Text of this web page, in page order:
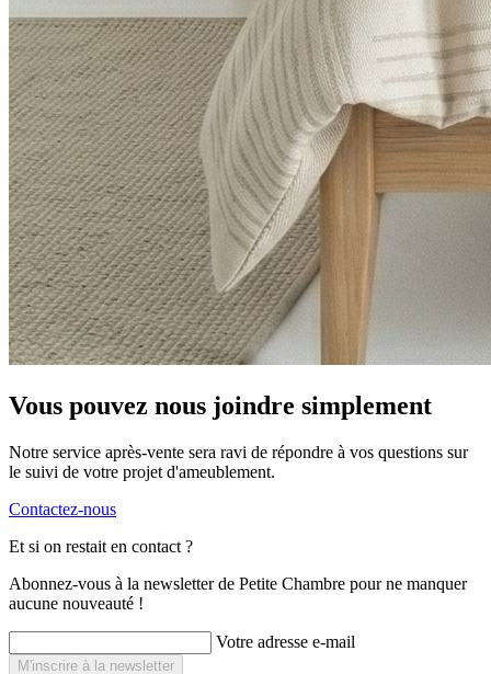
Vous pouvez nous joindre simplement
Notre service après-vente sera ravi de répondre à vos questions sur
le suivi de votre projet d'ameublement.
Contactez-nous
Et si on restait en contact ?
Abonnez-vous à la newsletter de Petite Chambre pour ne manquer
aucune nouveauté !
Votre adresse e-mail